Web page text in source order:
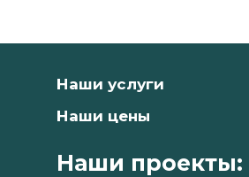
Наши услуги
Наши цены
Наши проекты: